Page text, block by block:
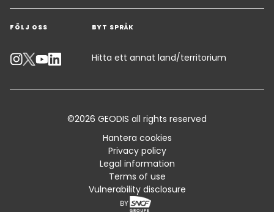
Lagerhållning & mervärdeslogistik
Lösningar för industrin
Få en offert
Kontakta en expert
Spåra ditt paket
Standardiserade handelsvillkor och certifikat
FÖLJ OSS BYT SPRÅK
Hitta ett annat land/territorium
©2026 GEODIS all rights reserved
Hantera cookies
Privacy policy
Legal information
Terms of use
Vulnerability disclosure